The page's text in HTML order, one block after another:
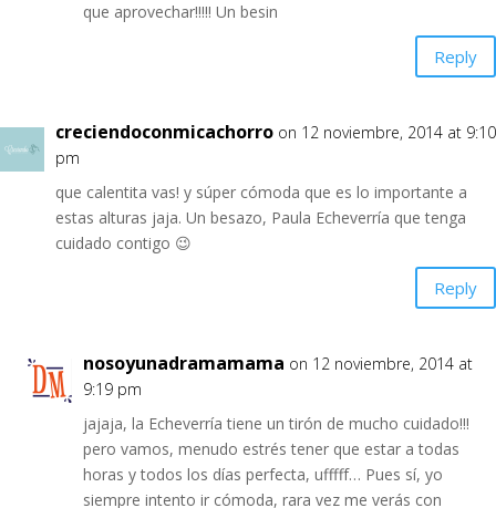
que aprovechar!!!!! Un besin
Reply
creciendoconmicachorro on 12 noviembre, 2014 at 9:10
pm
que calentita vas! y súper cómoda que es lo importante a
estas alturas jaja. Un besazo, Paula Echeverría que tenga
cuidado contigo 😉
Reply
nosoyunadramamama on 12 noviembre, 2014 at
9:19 pm
jajaja, la Echeverría tiene un tirón de mucho cuidado!!!
pero vamos, menudo estrés tener que estar a todas
horas y todos los días perfecta, ufffff… Pues sí, yo
siempre intento ir cómoda, rara vez me verás con